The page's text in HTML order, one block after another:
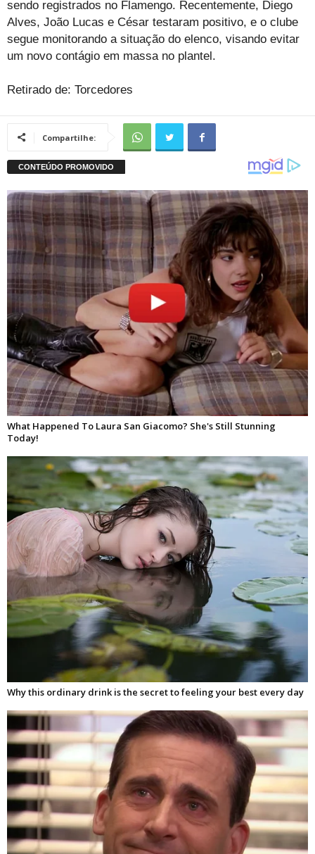
sendo registrados no Flamengo. Recentemente, Diego
Alves, João Lucas e César testaram positivo, e o clube
segue monitorando a situação do elenco, visando evitar
um novo contágio em massa no plantel.
Retirado de: Torcedores
Compartilhe: